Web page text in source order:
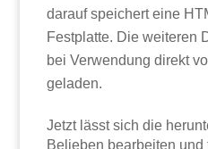
darauf speichert eine
Festplatte. Die weiteren
bei Verwendung direkt
geladen.
Jetzt lässt sich die
Belieben bearbeiten